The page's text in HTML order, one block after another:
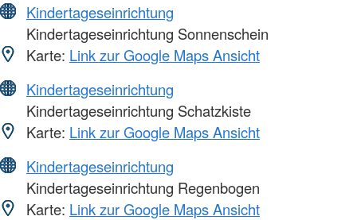
Kindertageseinrichtung
Kindertageseinrichtung Sonnenschein
Karte: Link zur Google Maps Ansicht
Kindertageseinrichtung
Kindertageseinrichtung Schatzkiste
Karte: Link zur Google Maps Ansicht
Kindertageseinrichtung
Kindertageseinrichtung Regenbogen
Karte: Link zur Google Maps Ansicht